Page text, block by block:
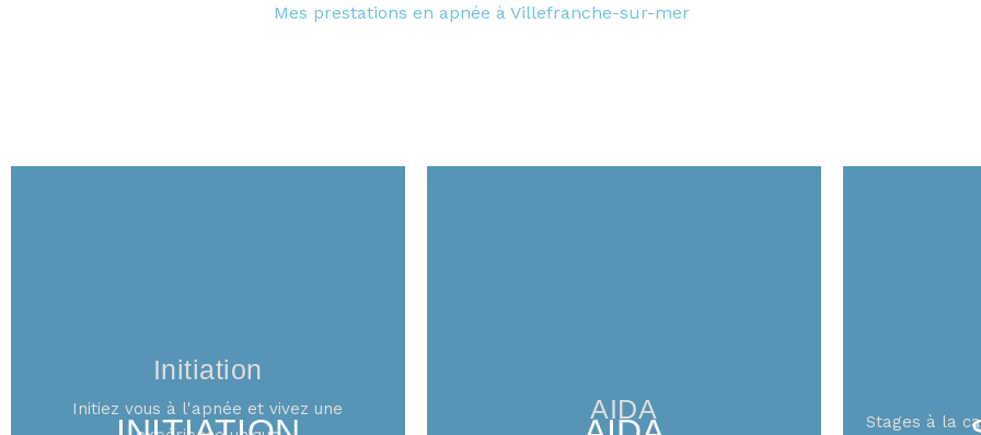
Mes prestations en apnée à Villefranche-sur-mer
Initiation
Initiez vous à l'apnée et vivez une
AIDA Stages à la